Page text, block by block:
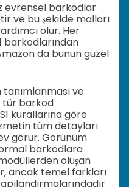
evrensel barkodlar
ve bu şekilde malları
olur. Her
barkodlarından
da bunun güzel
tanımlanması ve
tür barkod
kurallarına göre
tüm detayları
görür. Görünüm
barkodlara
oluşan
ancak temel farkları